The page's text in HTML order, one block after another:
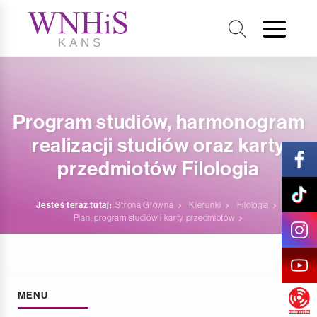
Program studiów, harmonogram
realizacji studiów oraz karty
przedmiotów Filologia
Jesteś teraz tutaj: Strona Główna Kierunki
Filologia
Plan, program studiów i karty przedmiotów
MENU